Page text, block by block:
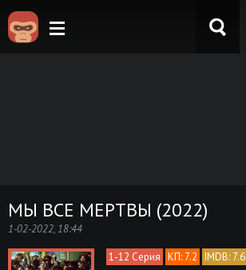
МЫ ВСЕ МЕРТВЫ (2022)
1-02-2022, 18:44
1-12 Серия КП: 7.2 IMDB: 7.6